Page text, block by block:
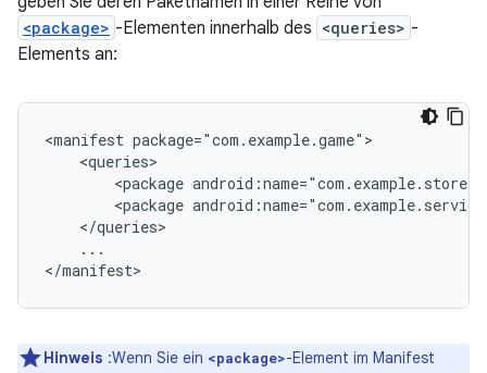
<package> -Elementen innerhalb des <queries> -
Elements an:
<manifest
<package android:name="com.example.store"
<package
...
</manifest>
Hinweis :Wenn Sie ein <package>-Element im Manifest